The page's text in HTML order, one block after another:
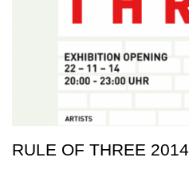
RULE OF THREE 2014